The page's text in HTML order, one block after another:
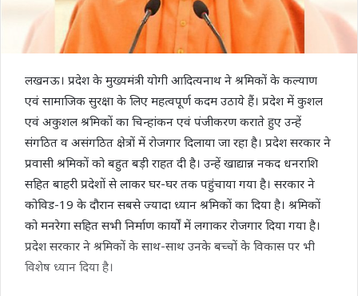
लखनऊ। प्रदेश के मुख्यमंत्री योगी आदित्यनाथ ने श्रमिकों के कल्याण
एवं सामाजिक सुरक्षा के लिए महत्वपूर्ण कदम उठाये हैं। प्रदेश में कुशल
एवं अकुशल श्रमिकों का चिन्हांकन एवं पंजीकरण कराते हुए उन्हें
संगठित व असंगठित क्षेत्रों में रोजगार दिलाया जा रहा है। प्रदेश सरकार ने
प्रवासी श्रमिकों को बहुत बड़ी राहत दी है। उन्हें खाद्यान्न नकद धनराशि
सहित बाहरी प्रदेशों से लाकर घर-घर तक पहुंचाया गया है। सरकार ने
कोविड-19 के दौरान सबसे ज्यादा ध्यान श्रमिकों का दिया है। श्रमिकों
को मनरेगा सहित सभी निर्माण कार्यों में लगाकर रोजगार दिया गया है।
प्रदेश सरकार ने श्रमिकों के साथ-साथ उनके बच्चों के विकास पर भी
विशेष ध्यान दिया है।